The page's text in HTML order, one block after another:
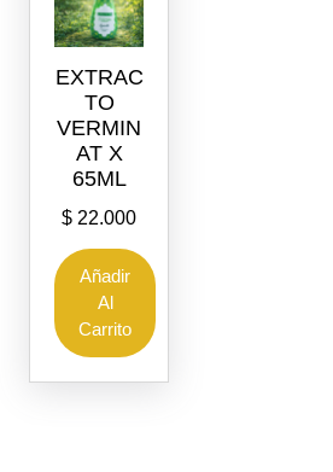
EXTRAC
TO
VERMIN
AT X
65ML
$ 22.000
Añadir
Al
Carrito